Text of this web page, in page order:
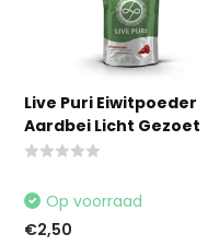
Live Puri Eiwitpoeder
Aardbei Licht Gezoet
Op voorraad
€2,50